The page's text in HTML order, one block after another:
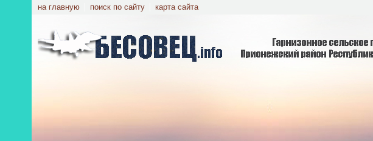
на главную поиск по сайту карта сайта